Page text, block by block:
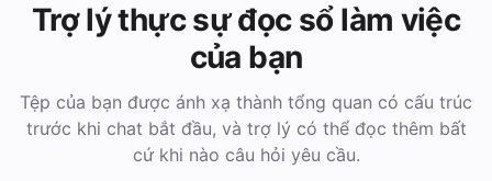
Trợ lý thực sự đọc sổ làm việc
của bạn
Tệp của bạn được ánh xạ thành tổng quan có cấu trúc
trước khi chat bắt đầu, và trợ lý có thể đọc thêm bất
cứ khi nào câu hỏi yêu cầu.